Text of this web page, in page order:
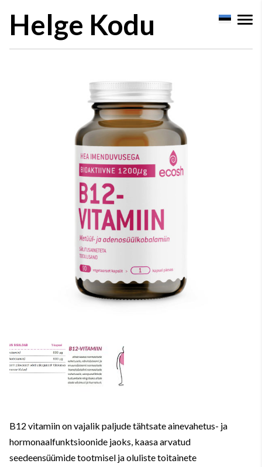
Helge Kodu
B12 vitamiin on vajalik paljude tähtsate ainevahetus- ja
hormonaalfunktsioonide jaoks, kaasa arvatud
seedeensüümide tootmisel ja oluliste toitainete